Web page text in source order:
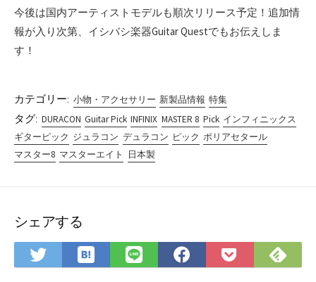
今後は国内アーティストモデルも順次リリース予定！追加情
報が入り次第、イシバシ楽器Guitar Questでもお伝えしま
す！
カテゴリー: 小物・アクセサリー 新製品情報 特集
タグ: DURACON Guitar Pick INFINIX MASTER 8 Pick インフィニックス
ギターピック ジュラコン デュラコン ピック ポリアセタール
マスター8 マスターエイト 日本製
シェアする
Twitter
で
は
て
LINE
で
Facebook
で
Pocket
に
で